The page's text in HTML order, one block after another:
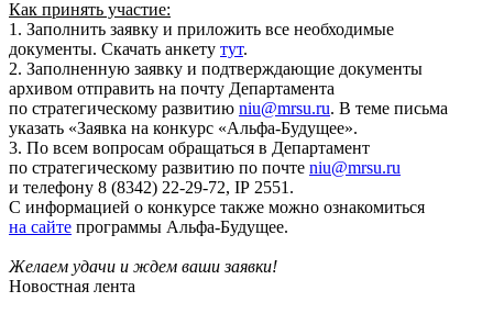
Как принять участие:
1. Заполнить заявку и приложить все необходимые
документы. Скачать анкету тут.
2. Заполненную заявку и подтверждающие документы
архивом отправить на почту Департамента
по стратегическому развитию niu@mrsu.ru. В теме письма
указать «Заявка на конкурс «Альфа-Будущее».
3. По всем вопросам обращаться в Департамент
по стратегическому развитию по почте niu@mrsu.ru
и телефону 8 (8342) 22-29-72, IP 2551.
С информацией о конкурсе также можно ознакомиться
на сайте программы Альфа-Будущее.
Желаем удачи и ждем ваши заявки!
Новостная лента